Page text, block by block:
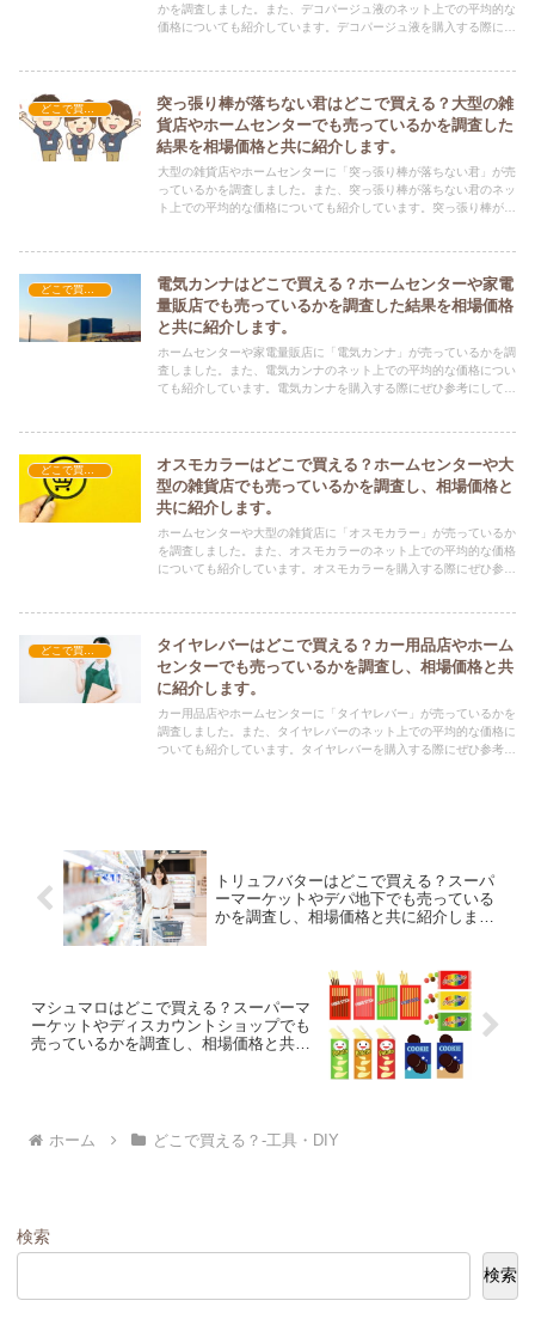
かを調査しました。また、デコパージュ液のネット上での平均的な
価格についても紹介しています。デコパージュ液を購入する際にぜ
どこで買える？-工具・DIY
突っ張り棒が落ちない君はどこで買える？大型の雑
貨店やホームセンターでも売っているかを調査した
結果を相場価格と共に紹介します。
大型の雑貨店やホームセンターに「突っ張り棒が落ちない君」が売
っているかを調査しました。また、突っ張り棒が落ちない君のネッ
ト上での平均的な価格についても紹介しています。突っ張り棒が落
どこで買える？-工具・DIY
電気カンナはどこで買える？ホームセンターや家電
量販店でも売っているかを調査した結果を相場価格
と共に紹介します。
ホームセンターや家電量販店に「電気カンナ」が売っているかを調
査しました。また、電気カンナのネット上での平均的な価格につい
ても紹介しています。電気カンナを購入する際にぜひ参考にしてく
どこで買える？-工具・DIY
オスモカラーはどこで買える？ホームセンターや大
型の雑貨店でも売っているかを調査し、相場価格と
共に紹介します。
ホームセンターや大型の雑貨店に「オスモカラー」が売っているか
を調査しました。また、オスモカラーのネット上での平均的な価格
についても紹介しています。オスモカラーを購入する際にぜひ参考
どこで買える？-工具・DIY
タイヤレバーはどこで買える？カー用品店やホーム
センターでも売っているかを調査し、相場価格と共
に紹介します。
カー用品店やホームセンターに「タイヤレバー」が売っているかを
調査しました。また、タイヤレバーのネット上での平均的な価格に
ついても紹介しています。タイヤレバーを購入する際にぜひ参考に
トリュフバターはどこで買える？スーパ
ーマーケットやデパ地下でも売っている
かを調査し、相場価格と共に紹介しま
マシュマロはどこで買える？スーパーマ
ーケットやディスカウントショップでも
売っているかを調査し、相場価格と共に
ホーム どこで買える？-工具・DIY
検索
検索